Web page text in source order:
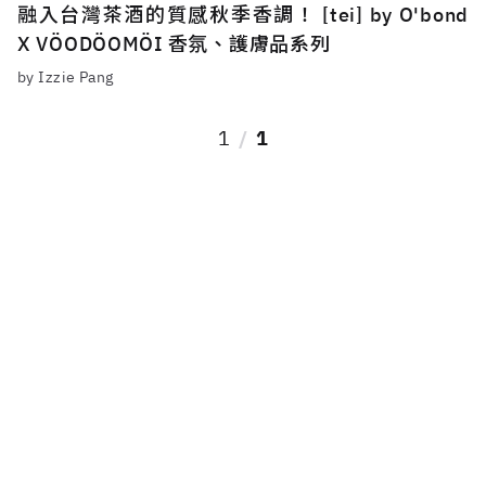
融入台灣茶酒的質感秋季香調！ [tei] by O'bond
X VÖODÖOMÖI 香氛、護膚品系列
by Izzie Pang
1 1